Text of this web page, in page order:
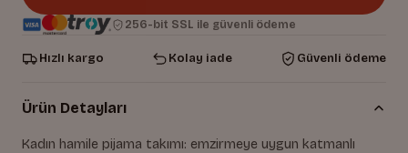
256-bit SSL ile güvenli ödeme
Hızlı kargo Kolay iade Güvenli ödeme
Ürün Detayları
Kadın hamile pijama takımı: emzirmeye uygun katmanlı